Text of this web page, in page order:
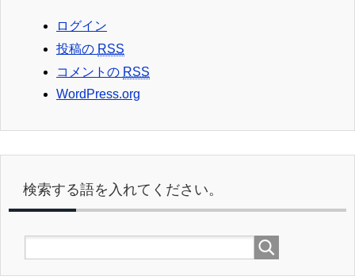
ログイン
投稿の RSS
コメントの RSS
WordPress.org
検索する語を入れてください。